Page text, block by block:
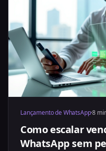
Lançamento de WhatsApp·8
Como escalar
WhatsApp sem